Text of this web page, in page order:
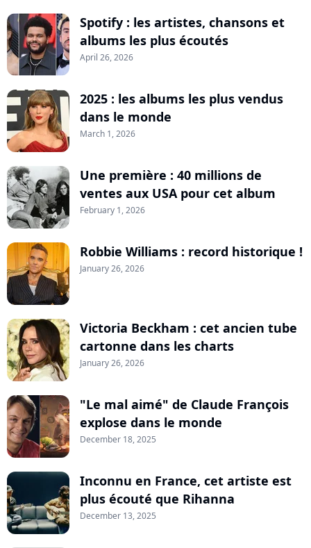
Spotify : les artistes, chansons et
albums les plus écoutés
April 26, 2026
2025 : les albums les plus vendus
dans le monde
March 1, 2026
Une première : 40 millions de
ventes aux USA pour cet album
February 1, 2026
Robbie Williams : record historique !
January 26, 2026
Victoria Beckham : cet ancien tube
cartonne dans les charts
January 26, 2026
"Le mal aimé" de Claude François
explose dans le monde
December 18, 2025
Inconnu en France, cet artiste est
plus écouté que Rihanna
December 13, 2025